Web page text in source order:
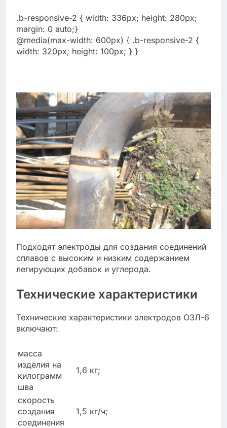
.b-responsive-2 { width: 336px; height: 280px;
margin: 0 auto;}
@media(max-width: 600px) { .b-responsive-2 {
width: 320px; height: 100px; } }
Подходят электроды для создания соединений
сплавов с высоким и низким содержанием
легирующих добавок и углерода.
Технические характеристики
Технические характеристики электродов ОЗЛ-6
включают:
масса
изделия на
килограмм
шва
1,6 кг;
скорость
создания
соединения
1,5 кг/ч;